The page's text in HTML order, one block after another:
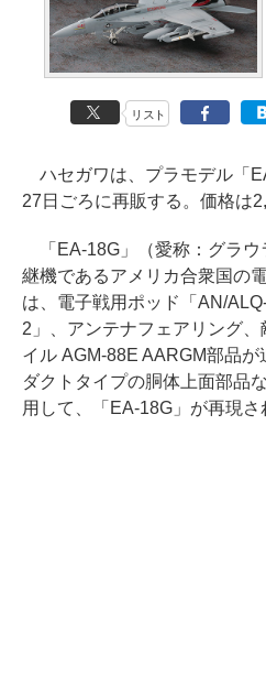
リスト
ハセガワは、プラモデル「
27日ごろに再販する。価格は
「EA-18G」（愛称：グラウ
継機であるアメリカ合衆国の
は、電子戦用ポッド「AN/
2」、アンテナフェアリング
イル AGM-88E AARGM部品
ダクトタイプの胴体上面部品
用して、「EA-18G」が再現さ